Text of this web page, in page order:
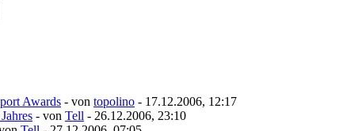
Awards - von topolino - 17.12.2006, 12:17
- von Tell - 26.12.2006, 23:10